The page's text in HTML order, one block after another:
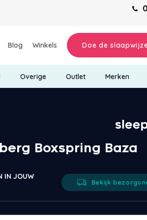
Blog Winkels Doe de
Overige Outlet Merken
Boxspring Baza
IN JOUW
Bekijk